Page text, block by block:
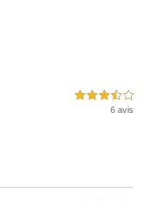
3,5 étoiles sur 5
6 avis